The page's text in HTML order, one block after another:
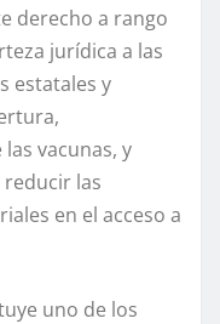
derecho a rango
jurídica a las
estatales y
vacunas, y
las
en el acceso a
uno de los